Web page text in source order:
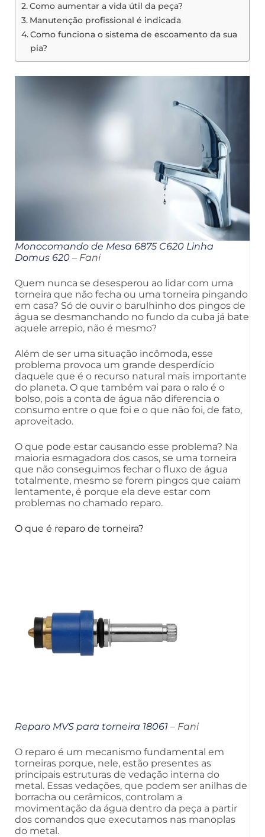
Como aumentar a vida útil da peça?
Manutenção profissional é indicada
Como funciona o sistema de escoamento da sua
pia?
Monocomando de Mesa 6875 C620 Linha
Domus 620 – Fani
Quem nunca se desesperou ao lidar com uma
torneira que não fecha ou uma torneira pingando
em casa? Só de ouvir o barulhinho dos pingos de
água se desmanchando no fundo da cuba já bate
aquele arrepio, não é mesmo?
Além de ser uma situação incômoda, esse
problema provoca um grande desperdício
daquele que é o recurso natural mais importante
do planeta. O que também vai para o ralo é o
bolso, pois a conta de água não diferencia o
consumo entre o que foi e o que não foi, de fato,
aproveitado.
O que pode estar causando esse problema? Na
maioria esmagadora dos casos, se uma torneira
que não conseguimos fechar o fluxo de água
totalmente, mesmo se forem pingos que caiam
lentamente, é porque ela deve estar com
problemas no chamado reparo.
O que é reparo de torneira?
Reparo MVS para torneira 18061 – Fani
O reparo é um mecanismo fundamental em
torneiras porque, nele, estão presentes as
principais estruturas de vedação interna do
metal. Essas vedações, que podem ser anilhas de
borracha ou cerâmicos, controlam a
movimentação da água dentro da peça a partir
dos comandos que executamos nas manoplas
do metal.